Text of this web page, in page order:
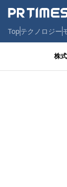
Topテクノロジー
株